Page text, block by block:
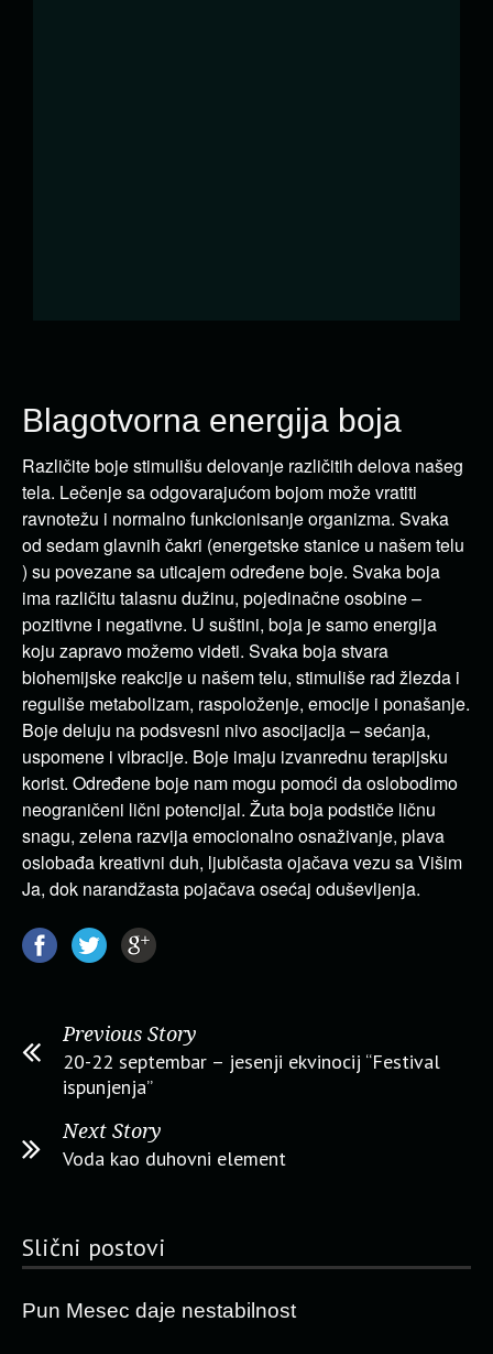
Blagotvorna energija boja
Različite boje stimulišu delovanje različitih delova našeg
tela. Lečenje sa odgovarajućom bojom može vratiti
ravnotežu i normalno funkcionisanje organizma. Svaka
od sedam glavnih čakri (energetske stanice u našem telu
) su povezane sa uticajem određene boje. Svaka boja
ima različitu talasnu dužinu, pojedinačne osobine –
pozitivne i negativne. U suštini, boja je samo energija
koju zapravo možemo videti. Svaka boja stvara
biohemijske reakcije u našem telu, stimuliše rad žlezda i
reguliše metabolizam, raspoloženje, emocije i ponašanje.
Boje deluju na podsvesni nivo asocijacija – sećanja,
uspomene i vibracije. Boje imaju izvanrednu terapijsku
korist. Određene boje nam mogu pomoći da oslobodimo
neograničeni lični potencijal. Žuta boja podstiče ličnu
snagu, zelena razvija emocionalno osnaživanje, plava
oslobađa kreativni duh, ljubičasta ojačava vezu sa Višim
Ja, dok narandžasta pojačava osećaj oduševljenja.
Previous Story
20-22 septembar – jesenji ekvinocij “Festival
ispunjenja”
Next Story
Voda kao duhovni element
Slični postovi
Pun Mesec daje nestabilnost